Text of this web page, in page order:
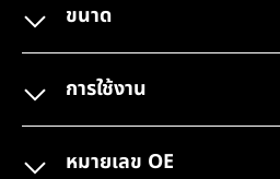
ขนาด
การใช้งาน
หมายเลข OE